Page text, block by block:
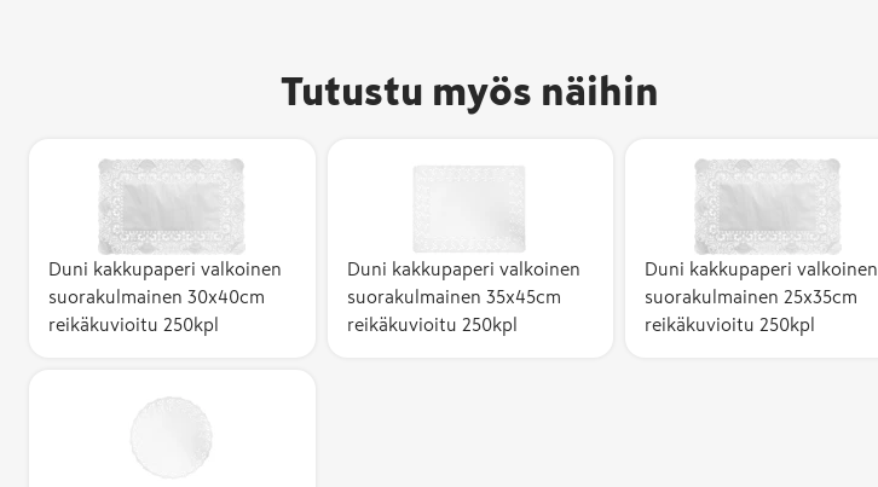
Tutustu myös näihin
Duni kakkupaperi valkoinen
suorakulmainen 30x40cm
reikäkuvioitu 250kpl
Duni kakkupaperi valkoinen
suorakulmainen 35x45cm
reikäkuvioitu 250kpl
Duni kakkupaperi valkoinen
suorakulmainen 25x35cm
reikäkuvioitu 250kpl